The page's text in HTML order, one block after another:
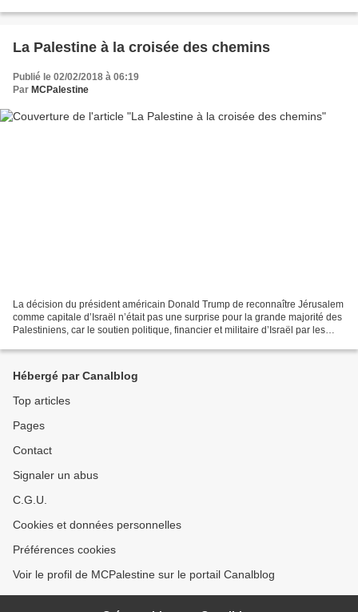
La Palestine à la croisée des chemins
Publié le 02/02/2018 à 06:19
Par MCPalestine
La décision du président américain Donald Trump de reconnaître Jérusalem
comme capitale d’Israël n’était pas une surprise pour la grande majorité des
Palestiniens, car le soutien politique, financier et militaire d’Israël par les
Hébergé par Canalblog
Top articles
Pages
Contact
Signaler un abus
C.G.U.
Cookies et données personnelles
Préférences cookies
Voir le profil de MCPalestine sur le portail Canalblog